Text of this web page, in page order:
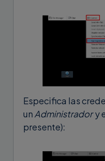
Especifica las
un Administradory
presente):